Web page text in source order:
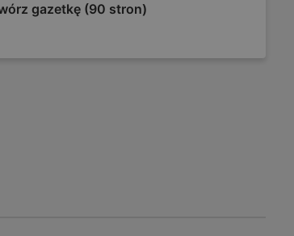
gazetkę (90 stron)